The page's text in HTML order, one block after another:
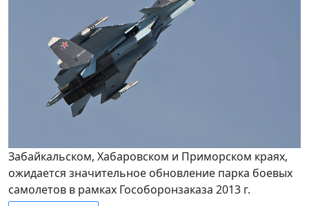
Забайкальском, Хабаровском и Приморском краях,
ожидается значительное обновление парка боевых
самолетов в рамках Гособоронзаказа 2013 г.